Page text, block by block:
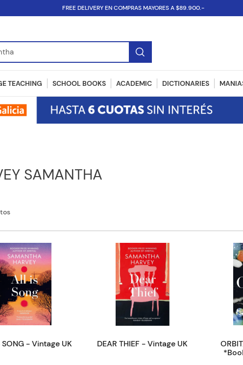
FREE DELIVERY EN COMPRAS MAYORES A $89.900.-
ISBN...
TEACHING SCHOOL BOOKS ACADEMIC DICTIONARIES
SAMANTHA
SONG - Vintage UK DEAR THIEF - Vintage UK